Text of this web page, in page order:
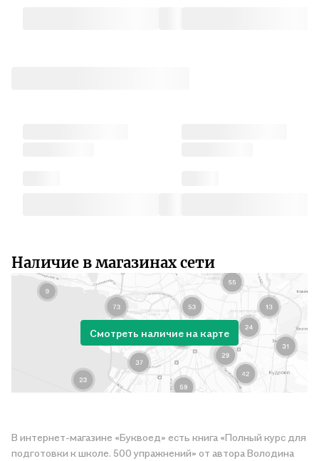
Наличие в магазинах сети
Смотреть наличие на карте
В интернет-магазине «Буквоед» есть книга «Полный курс для
подготовки к школе. 500 упражнений» от автора Володина